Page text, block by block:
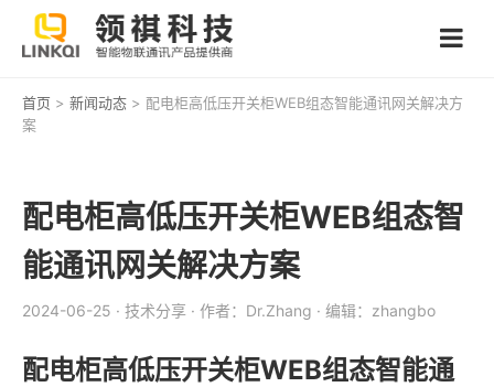
首页 > 新闻动态 > 配电柜高低压开关柜WEB组态智能通讯网关解决方
案
配电柜高低压开关柜WEB组态智
能通讯网关解决方案
2024-06-25 · 技术分享 · 作者：Dr.Zhang · 编辑：zhangbo
配电柜高低压开关柜WEB组态智能通